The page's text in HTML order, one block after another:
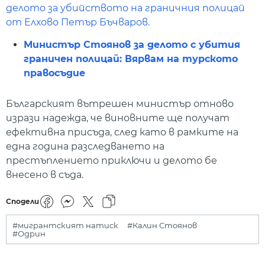
делото за убийството на граничния полицай
от Елхово Петър Бъчваров.
Министър Стоянов за делото с убития
граничен полицай: Вярвам на турското
правосъдие
Българският вътрешен министър отново
изрази надежда, че виновните ще получат
ефективна присъда, след като в рамките на
една година разследването на
престъплението приключи и делото бе
внесено в съда.
Сподели
#мигрантският натиск
#Калин Стоянов
#Одрин